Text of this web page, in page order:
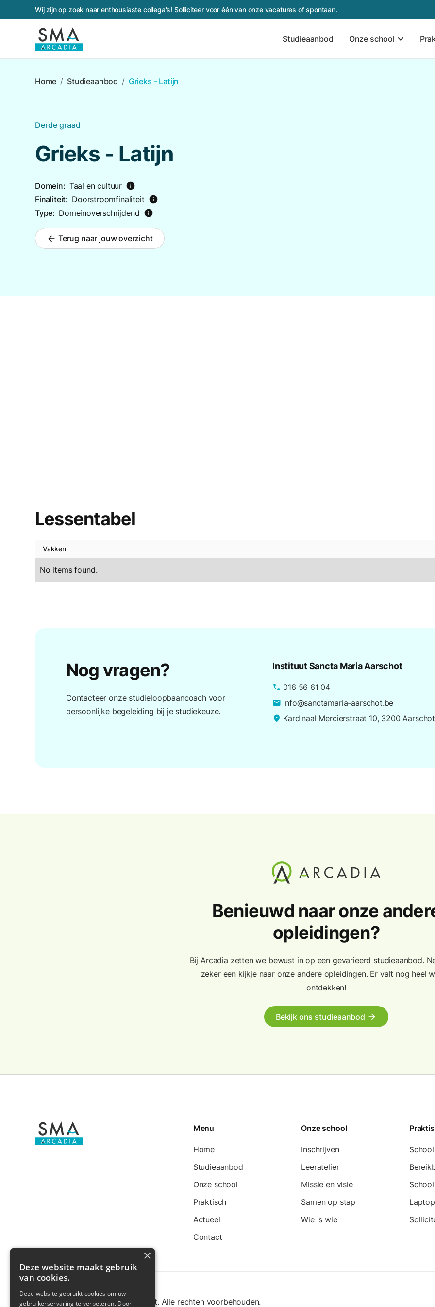
Wij zijn op zoek naar enthousiaste collega's! Solliciteer voor één van onze vacatures of spontaan.
Studieaanbod Onze school
Home / Studieaanbod / Grieks - Latijn
Derde graad
Grieks - Latijn
Domein: Taal en cultuur info
Finaliteit: Doorstroomfinaliteit info
Type: Domeinoverschrijdend info
arrow_back Terug naar jouw overzicht
Lessentabel
Vakken
No items found.
Nog vragen?
Contacteer onze studieloopbaancoach voor
persoonlijke begeleiding bij je studiekeuze.
Instituut Sancta Maria Aarschot
phone 016 56 61 04
email info@sanctamaria-aarschot.be
place Kardinaal Mercierstraat 10, 3200 Aarschot
Benieuwd naar onze
opleidingen?
Bij Arcadia zetten we bewust in op een gevarieerd studieaanbod.
zeker een kijkje naar onze andere opleidingen. Er valt nog heel
ontdekken!
Bekijk ons studieaanbod arrow_forward
Menu
Home
Studieaanbod
Onze school
Praktisch
Actueel
Contact
Onze school
Inschrijven
Leeratelier
Missie en visie
Samen op stap
Wie is wie
©Instituut Sancta Maria Aarschot. Alle rechten voorbehouden.
×
Deze website maakt gebruik
van cookies.
Deze website gebruikt cookies om uw
gebruikerservaring te verbeteren. Door